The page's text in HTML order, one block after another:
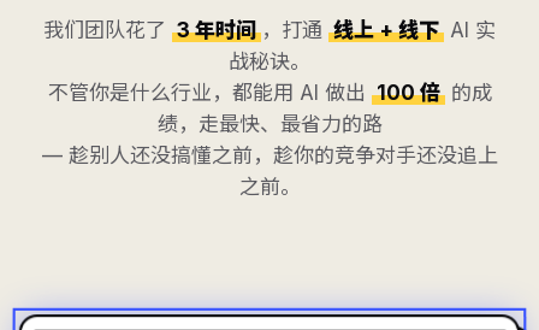
我们团队花了 3 年时间 ，打通 线上 + 线下 AI 实
战秘诀。
不管你是什么行业，都能用 AI 做出 100 倍 的成
绩，走最快、最省力的路
— 趁别人还没搞懂之前，趁你的竞争对手还没追上
之前。